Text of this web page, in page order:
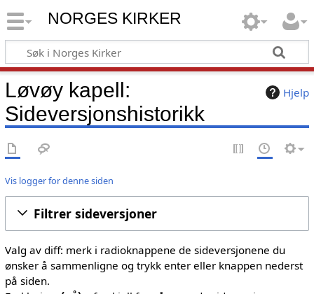
NORGES KIRKER
Hjelp
Løvøy kapell:
Sideversjonshistorikk
Vis logger for denne siden
Filtrer sideversjoner
Valg av diff: merk i radioknappene de sideversjonene du
ønsker å sammenligne og trykk enter eller knappen nederst
på siden.